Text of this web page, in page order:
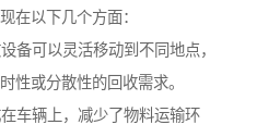
在以下几个方面：
备可以灵活移动到不同地点，
性或分散性的回收需求。
车辆上，减少了物料运输环